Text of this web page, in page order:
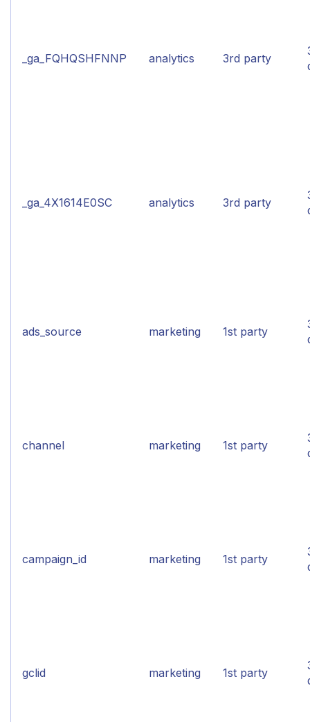
_ga_FQHQSHFNNP analytics 3rd party
_ga_4X1614E0SC analytics 3rd party
ads_source marketing 1st party
channel marketing 1st party
campaign_id marketing 1st party
gclid marketing 1st party